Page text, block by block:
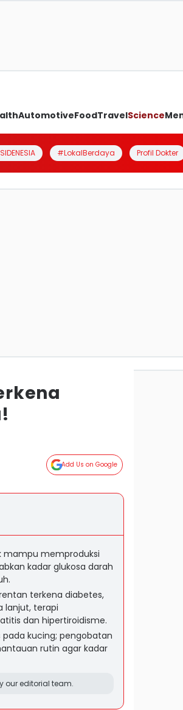
AutomotiveFoodTravelScience
#LokalBerdaya Profil Dokter
Add Us on Google
mampu memproduksi
kadar glukosa darah
terkena diabetes,
lanjut, terapi
dan hipertiroidisme.
kucing; pengobatan
rutin agar kadar
our editorial team.